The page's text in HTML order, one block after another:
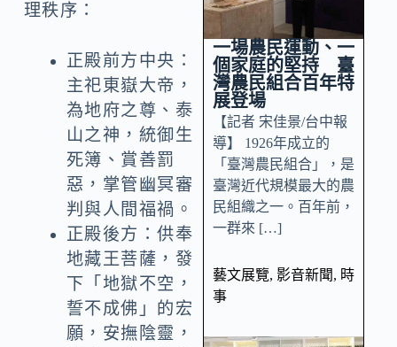
理秩序：
正殿前方中央：
主祀東嶽大帝，
為地府之尊、泰
山之神，統御生
死簿、賞善罰
惡，掌管幽冥審
判與人間福禍。
正殿後方：供奉
地藏王菩薩，發
下「地獄不空，
誓不成佛」的宏
願，安撫陰靈，
一場農民運動、一
個家庭的堅持 臺
灣農民組合百年特
展登場
【記者 宋佳景/台中報
導】 1926年成立的
「臺灣農民組合」，是
臺灣近代規模最大的農
民組織之一。百年前，
一群來 […]
藝文展覽, 影音新聞, 時
事